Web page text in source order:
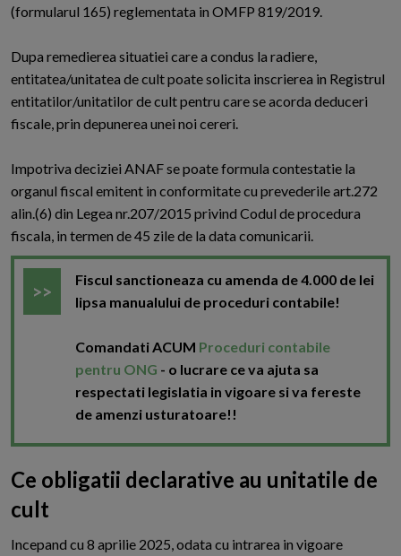
(formularul 165) reglementata in OMFP 819/2019.
Dupa remedierea situatiei care a condus la radiere,
entitatea/unitatea de cult poate solicita inscrierea in Registrul
entitatilor/unitatilor de cult pentru care se acorda deduceri
fiscale, prin depunerea unei noi cereri.
Impotriva deciziei ANAF se poate formula contestatie la
organul fiscal emitent in conformitate cu prevederile art.272
alin.(6) din Legea nr.207/2015 privind Codul de procedura
fiscala, in termen de 45 zile de la data comunicarii.
Fiscul sanctioneaza cu amenda de 4.000 de lei
lipsa manualului de proceduri contabile!
Comandati ACUM Proceduri contabile
pentru ONG - o lucrare ce va ajuta sa
respectati legislatia in vigoare si va fereste
de amenzi usturatoare!!
Ce obligatii declarative au unitatile de
cult
Incepand cu 8 aprilie 2025, odata cu intrarea in vigoare